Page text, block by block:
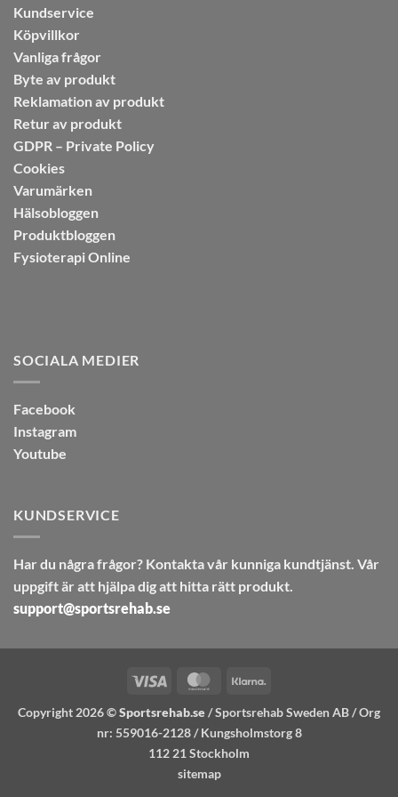
Kundservice
Köpvillkor
Vanliga frågor
Byte av produkt
Reklamation av produkt
Retur av produkt
GDPR – Private Policy
Cookies
Varumärken
Hälsobloggen
Produktbloggen
Fysioterapi Online
SOCIALA MEDIER
Facebook
Instagram
Youtube
KUNDSERVICE
Har du några frågor? Kontakta vår kunniga kundtjänst. Vår
uppgift är att hjälpa dig att hitta rätt produkt.
support@sportsrehab.se
Visa MasterCard
Copyright 2026 ©Sportsrehab.se / Sportsrehab Sweden AB / Org
nr: 559016-2128 / Kungsholmstorg 8
112 21 Stockholm
sitemap